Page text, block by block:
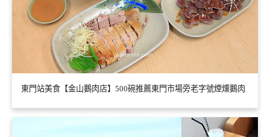
東門站美食【金山鵝肉店】500碗推薦東門市場旁老字號煙燻鵝肉